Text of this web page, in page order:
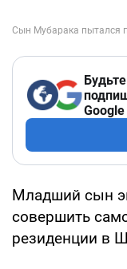
Google
Младший сын
совершить
резиденции в